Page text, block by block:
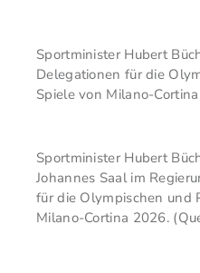
Sportminister Hubert
Delegationen für die
Spiele von Milano-
Sportminister Hubert
Johannes Saal im
für die Olympischen und
Milano-Cortina 2026.